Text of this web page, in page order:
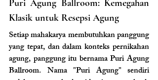
Puri Agung Ballroom: Kemegahan
Klasik untuk Resepsi Agung
Setiap mahakarya membutuhkan panggung
yang tepat, dan dalam konteks pernikahan
agung, panggung itu bernama Puri Agung
Ballroom. Nama "Puri Agung" sendiri